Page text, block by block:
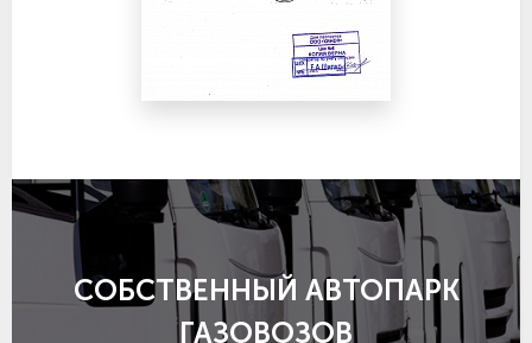
СОБСТВЕННЫЙ АВТОПАРК
ГАЗОВОЗОВ